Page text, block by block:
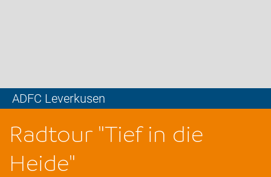
ADFC Leverkusen
Radtour "Tief in die
Heide"